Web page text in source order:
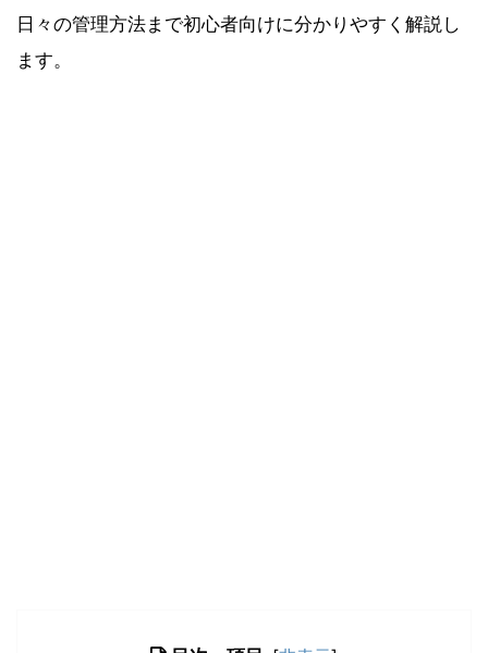
日々の管理方法まで初心者向けに分かりやすく解説し
ます。